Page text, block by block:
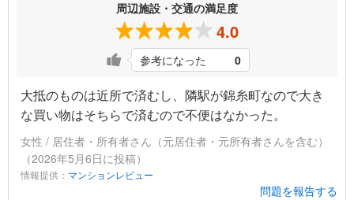
周辺施設・交通の満足度
4.0
参考になった 0
大抵のものは近所で済むし、隣駅が錦糸町なので大き
な買い物はそちらで済むので不便はなかった。
女性 / 居住者・所有者さん（元居住者・元所有者さんを含む）
（2026年5月6日に投稿）
情報提供： マンションレビュー
問題を報告する